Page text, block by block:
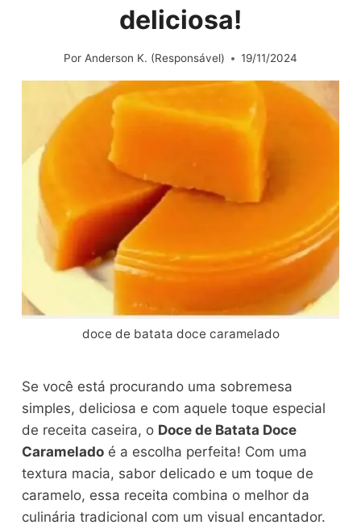
deliciosa!
Por Anderson K. (Responsável) 19/11/2024
doce de batata doce caramelado
Se você está procurando uma sobremesa
simples, deliciosa e com aquele toque especial
de receita caseira, o Doce de Batata Doce
Caramelado é a escolha perfeita! Com uma
textura macia, sabor delicado e um toque de
caramelo, essa receita combina o melhor da
culinária tradicional com um visual encantador.